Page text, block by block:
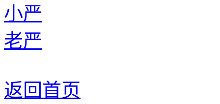
小严
老严
返回首页